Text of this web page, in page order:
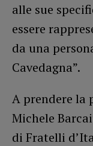
alle sue
essere
da una
Cavedagna”.
A prendere la
Michele
di Fratelli